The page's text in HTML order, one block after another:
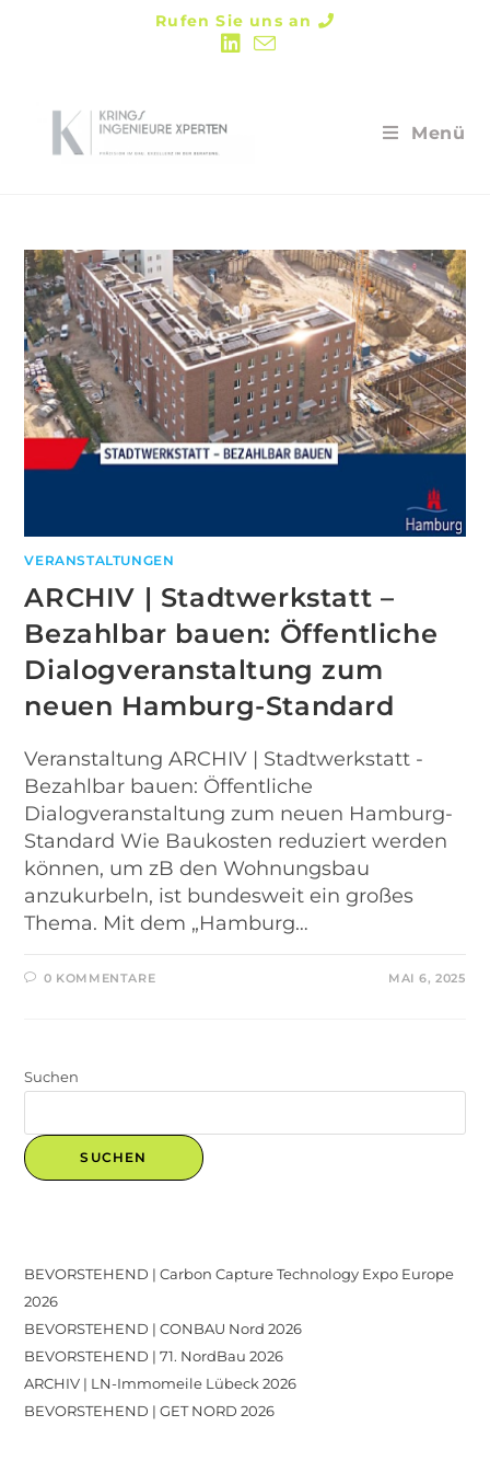
Rufen Sie uns an
Menü
VERANSTALTUNGEN
ARCHIV | Stadtwerkstatt –
Bezahlbar bauen: Öffentliche
Dialogveranstaltung zum
neuen Hamburg-Standard
Veranstaltung ARCHIV | Stadtwerkstatt -
Bezahlbar bauen: Öffentliche
Dialogveranstaltung zum neuen Hamburg-
Standard Wie Baukosten reduziert werden
können, um zB den Wohnungsbau
anzukurbeln, ist bundesweit ein großes
Thema. Mit dem „Hamburg…
0 KOMMENTARE MAI 6, 2025
Suchen
SUCHEN
BEVORSTEHEND | Carbon Capture Technology Expo Europe
2026
BEVORSTEHEND | CONBAU Nord 2026
BEVORSTEHEND | 71. NordBau 2026
ARCHIV | LN-Immomeile Lübeck 2026
BEVORSTEHEND | GET NORD 2026